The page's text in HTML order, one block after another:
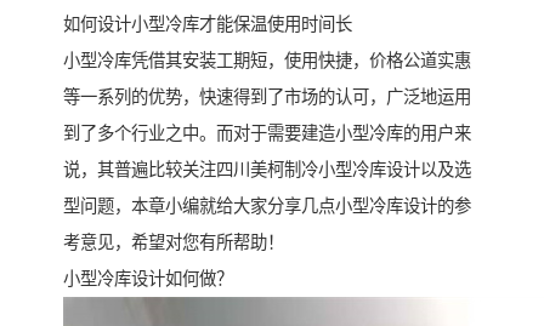
如何设计小型冷库才能保温使用时间长
小型冷库凭借其安装工期短，使用快捷，价格公道实惠
等一系列的优势，快速得到了市场的认可，广泛地运用
到了多个行业之中。而对于需要建造小型冷库的用户来
说，其普遍比较关注四川美柯制冷小型冷库设计以及选
型问题，本章小编就给大家分享几点小型冷库设计的参
考意见，希望对您有所帮助！
小型冷库设计如何做？